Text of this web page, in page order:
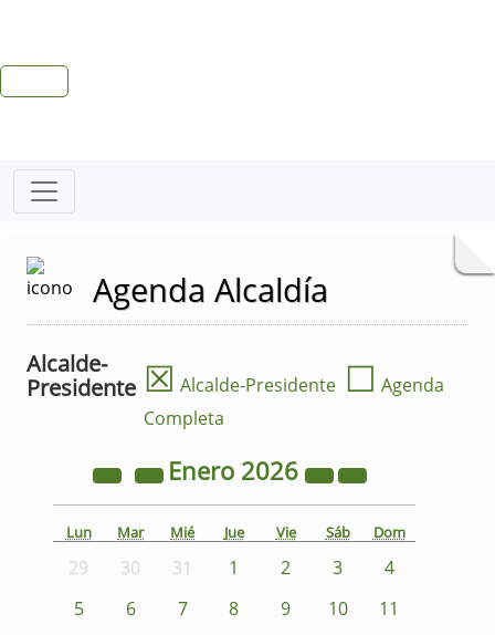
Agenda Alcaldía
Alcalde-
Presidente ☒ Alcalde-Presidente ☐ Agenda
Completa
Enero 2026
Lun Mar Mié Jue Vie Sáb Dom
29 30 31 1 2 3
4
5
6 7 8 9 10
11